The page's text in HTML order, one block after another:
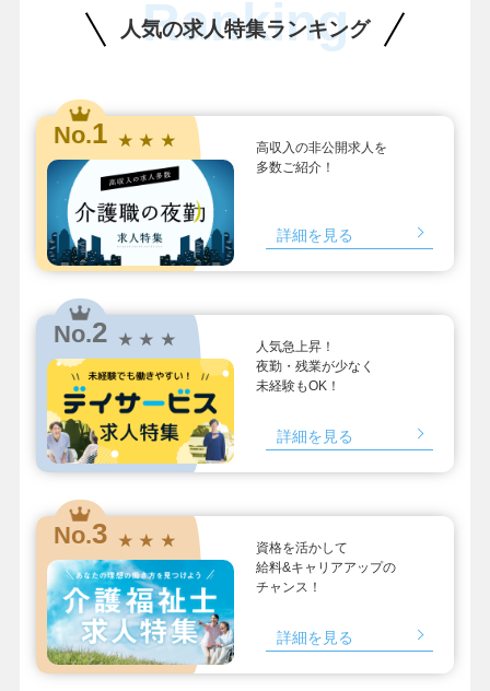
人気の求人特集ランキング
Ranking
No.1 ★ ★ ★
高収入の非公開求人を
多数ご紹介！
詳細を見る
No.2 ★ ★ ★
人気急上昇！
夜勤・残業が少なく
未経験もOK！
詳細を見る
No.3 ★ ★ ★
資格を活かして
給料&キャリアアップの
チャンス！
詳細を見る